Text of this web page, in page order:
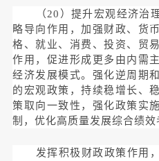
（20）提升宏观经济治
略导向作用，加强财政、货
格、就业、消费、投资、贸
作用，促进形成更多由内需
经济发展模式。强化逆周期
的宏观政策，持续稳增长、
策取向一致性，强化政策实
制，优化高质量发展综合绩效
发挥积极财政政策作用